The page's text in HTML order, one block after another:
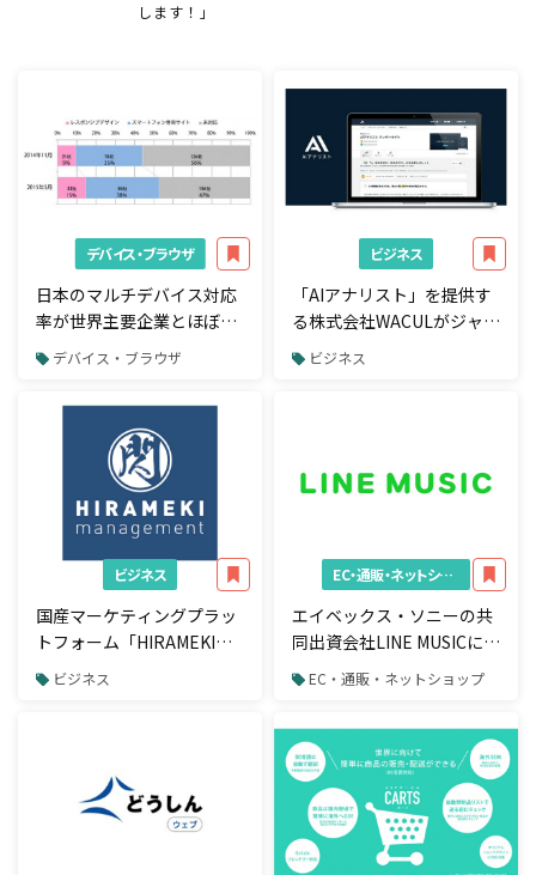
します！」
デバイス・ブラウザ
日本のマルチデバイス対応
率が世界主要企業とほぼ同
じ水準に
デバイス・ブラウザ
ビジネス
「AIアナリスト」を提供す
る株式会社WACULがジャフ
コより3億円調達
ビジネス
ビジネス
国産マーケティングプラッ
トフォーム「HIRAMEKI
management」のβ版を発
表
ビジネス
EC・通販・ネットショップ
エイベックス・ソニーの共
同出資会社LINE MUSICにユ
ニバーサル ミュージックも
資本参加
EC・通販・ネットショップ